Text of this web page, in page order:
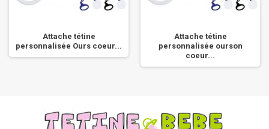
Attache tétine
personnalisée Ours coeur...
Attache tétine
personnalisée ourson
coeur...